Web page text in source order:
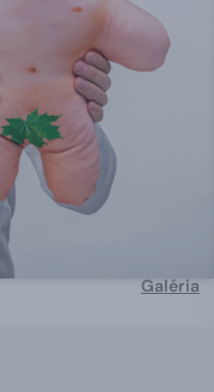
Galéria